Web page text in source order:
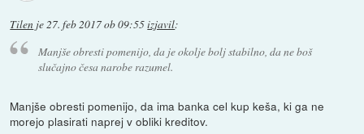
Tilen je27. feb 2017 ob 09:55izjavil:
Manjše obresti pomenijo, da je okolje bolj stabilno, da ne boš
slučajno česa narobe razumel.
Manjše obresti pomenijo, da ima banka cel kup keša, ki ga ne
morejo plasirati naprej v obliki kreditov.